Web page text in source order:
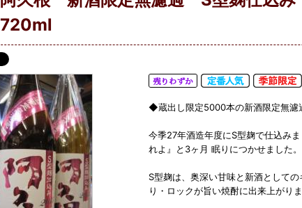
720ml
◆蔵出し限定5000本の新酒限定無濾
今季27年酒造年度にS型麹で仕込み
れよ』と3ヶ月 眠りにつかせました。
S型麹は、奥深い甘味と新酒として
り・ロックが旨い焼酎に出来上がりま